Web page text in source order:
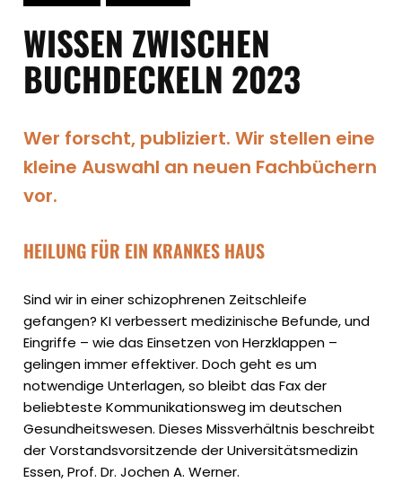
WISSEN ZWISCHEN
BUCHDECKELN 2023
Wer forscht, publiziert. Wir stellen eine
kleine Auswahl an neuen Fachbüchern
vor.
HEILUNG FÜR EIN KRANKES HAUS
Sind wir in einer schizophrenen Zeitschleife
gefangen? KI verbessert medizinische Befunde, und
Eingriffe – wie das Einsetzen von Herzklappen –
gelingen immer effektiver. Doch geht es um
notwendige Unterlagen, so bleibt das Fax der
beliebteste Kommunikationsweg im deutschen
Gesundheitswesen. Dieses Missverhältnis beschreibt
der Vorstandsvorsitzende der Universitätsmedizin
Essen, Prof. Dr. Jochen A. Werner.